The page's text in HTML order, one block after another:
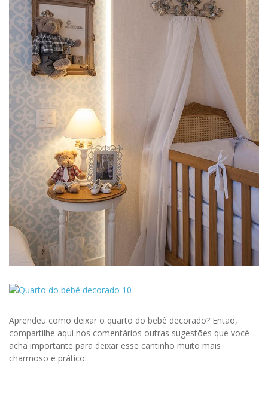
Aprendeu como deixar o quarto do bebê decorado? Então,
compartilhe aqui nos comentários outras sugestões que você
acha importante para deixar esse cantinho muito mais
charmoso e prático.